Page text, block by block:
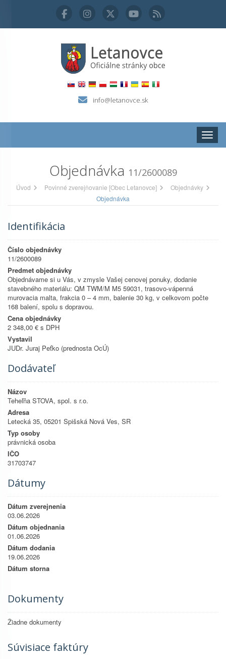
info@letanovce.sk
Objednávka 11/2600089
Úvod Povinné zverejňovanie [Obec Letanovce]
Objednávky
Objednávka
Identifikácia
Číslo objednávky
11/2600089
Predmet objednávky
Objednávame si u Vás, v zmysle Vašej cenovej ponuky, dodanie
stavebného materiálu: QM TWM/M M5 59031, trasovo-vápenná
murovacia malta, frakcia 0 – 4 mm, balenie 30 kg, v celkovom počte
168 balení, spolu s dopravou.
Cena objednávky
2 348,00 € s DPH
Vystavil
JUDr. Juraj Peťko (prednosta OcÚ)
Dodávateľ
Názov
Teheľňa STOVA, spol. s r.o.
Adresa
Letecká 35, 05201 Spišská Nová Ves, SR
Typ osoby
právnická osoba
IČO
31703747
Dátumy
Dátum zverejnenia
03.06.2026
Dátum objednania
01.06.2026
Dátum dodania
19.06.2026
Dátum storna
Dokumenty
Žiadne dokumenty
Súvisiace faktúry